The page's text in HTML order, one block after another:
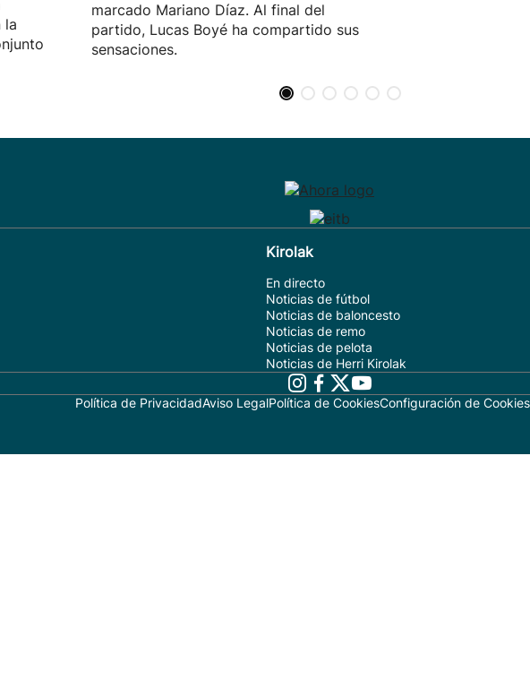
la
marcado Mariano Díaz. Al final del
partido, Lucas Boyé ha compartido sus
sensaciones.
Kirolak
En directo
Noticias de fútbol
Noticias de baloncesto
Noticias de remo
Noticias de pelota
Noticias de Herri Kirolak
Política de PrivacidadAviso LegalPolítica de CookiesConfiguración de Cookies